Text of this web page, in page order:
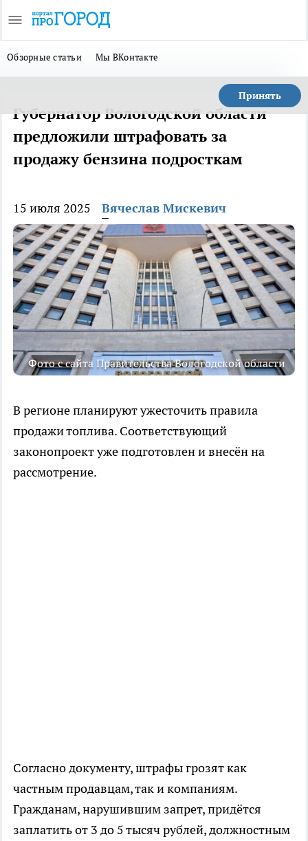
Обзорные статьи Мы ВКонтакте
Принять
Губернатор Вологодской области
предложили штрафовать за
продажу бензина подросткам
15 июля 2025 Вячеслав Мискевич
Фото с сайта Правительства Вологодской области
В регионе планируют ужесточить правила
продажи топлива. Соответствующий
законопроект уже подготовлен и внесён на
рассмотрение.
Согласно документу, штрафы грозят как
частным продавцам, так и компаниям.
Гражданам, нарушившим запрет, придётся
заплатить от 3 до 5 тысяч рублей, должностным